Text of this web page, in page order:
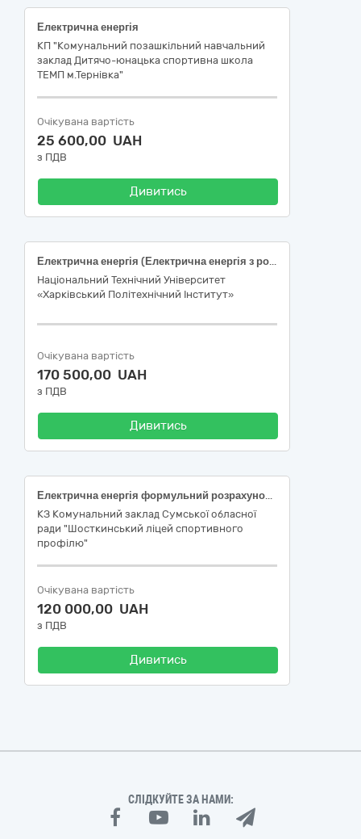
Електрична енергія
КП "Комунальний позашкільний навчальний
заклад Дитячо-юнацька спортивна школа
ТЕМП м.Тернівка"
Очікувана вартість
25 600,00 UAH
з ПДВ
Дивитись
Електрична енергія (Електрична енергія з розподілом для об`єктів (учбового корпуса) в м. Чернівці)
Національний Технічний Університет
«Харківський Політехнічний Інститут»
Очікувана вартість
170 500,00 UAH
з ПДВ
Дивитись
Електрична енергія формульний розрахунок без розподілу
КЗ Комунальний заклад Сумської обласної
ради "Шосткинський ліцей спортивного
профілю"
Очікувана вартість
120 000,00 UAH
з ПДВ
Дивитись
СЛІДКУЙТЕ ЗА НАМИ: